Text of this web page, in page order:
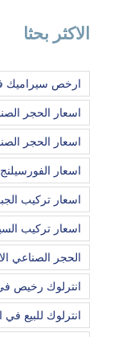
الاكثر بحثا
ارخص سيراميك
اسعار الحجر
اسعار الحجر
اسعار
اسعار تركيب
اسعار تركيب
الحجر الصناعي
انترلوك رخيص
انترلوك للبيع في